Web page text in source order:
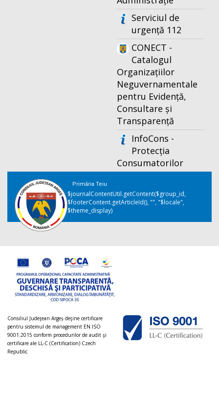
Serviciul de
urgență 112
CONECT -
Catalogul
Organizațiilor
Neguvernamentale
pentru Evidență,
Consultare și
Transparență
InfoCons -
Protecția
Consumatorilor
Primăria Teiu
$journalContentUtil.getContent($group_id,
$footerContent.getArticleId(), "", "$locale",
$theme_display)
Consiliul Judeţean Argeș deţine certificare
pentru sistemul de management EN ISO
9001:2015 conform procedurilor de audit şi
certificare ale LL-C (Certification) Czech
Republic